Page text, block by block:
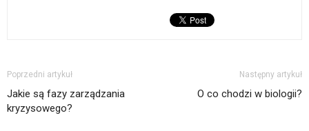
Poprzedni artykuł
Jakie są fazy zarządzania
kryzysowego?
Następny artykuł
O co chodzi w biologii?